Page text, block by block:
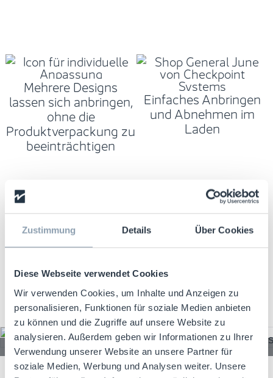
Zustimmung Details Über Cookies
Diese Webseite verwendet Cookies
Wir verwenden Cookies, um Inhalte und Anzeigen zu
personalisieren, Funktionen für soziale Medien anbieten
zu können und die Zugriffe auf unsere Website zu
analysieren. Außerdem geben wir Informationen zu Ihrer
Verwendung unserer Website an unsere Partner für
soziale Medien, Werbung und Analysen weiter. Unsere
Mehrere Designs
lassen sich anbringen,
ohne die
Produktverpackung zu
beeinträchtigen
Einfaches Anbringen
und Abnehmen im
Laden
Banded Hard Tag